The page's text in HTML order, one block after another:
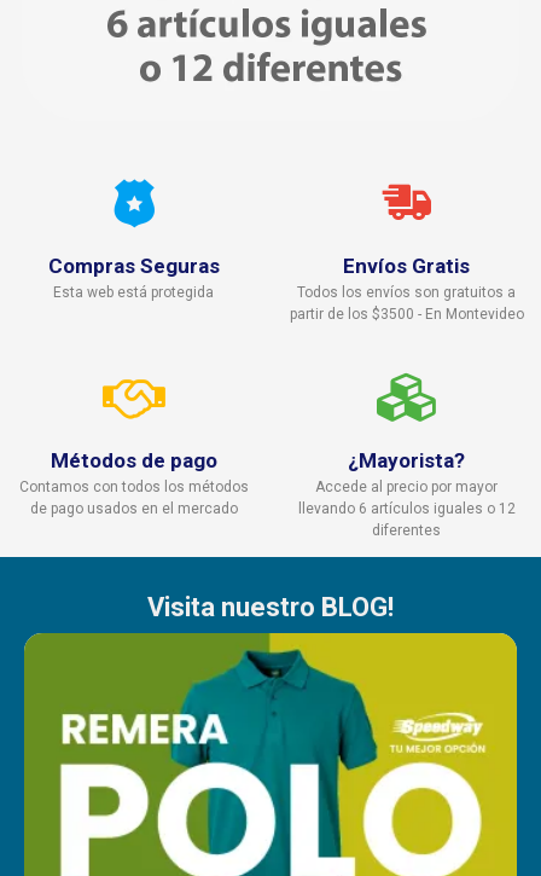
Compras Seguras
Esta web está protegida
Envíos Gratis
Todos los envíos son gratuitos a
partir de los $3500 - En Montevideo
Métodos de pago
Contamos con todos los métodos
de pago usados en el mercado
¿Mayorista?
Accede al precio por mayor
llevando 6 artículos iguales o 12
diferentes
Visita nuestro BLOG!